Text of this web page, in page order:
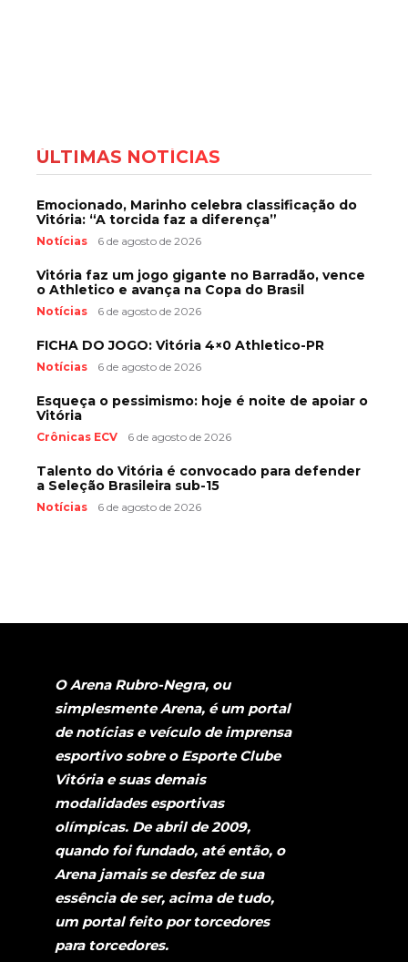
ÚLTIMAS NOTÍCIAS
Emocionado, Marinho celebra classificação do
Vitória: “A torcida faz a diferença”
Notícias 6 de agosto de 2026
Vitória faz um jogo gigante no Barradão, vence
o Athletico e avança na Copa do Brasil
Notícias 6 de agosto de 2026
FICHA DO JOGO: Vitória 4×0 Athletico-PR
Notícias 6 de agosto de 2026
Esqueça o pessimismo: hoje é noite de apoiar o
Vitória
Crônicas ECV 6 de agosto de 2026
Talento do Vitória é convocado para defender
a Seleção Brasileira sub-15
Notícias 6 de agosto de 2026
O Arena Rubro-Negra, ou
simplesmente Arena, é um portal
de notícias e veículo de imprensa
esportivo sobre o Esporte Clube
Vitória e suas demais
modalidades esportivas
olímpicas. De abril de 2009,
quando foi fundado, até então, o
Arena jamais se desfez de sua
essência de ser, acima de tudo,
um portal feito por torcedores
para torcedores.